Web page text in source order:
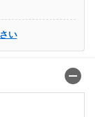
い